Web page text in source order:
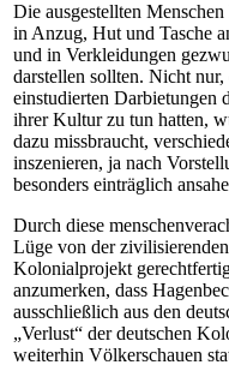
Die ausgestellten
in Anzug, Hut und Tasche
und in Verkleidungen
darstellen sollten. Nicht
einstudierten Darbietungen
ihrer Kultur zu tun hatten,
dazu missbraucht,
inszenieren, ja nach
besonders einträglich
Durch diese
Lüge von der
Kolonialprojekt
anzumerken, dass
ausschließlich aus den
„Verlust“ der deutschen
weiterhin Völkerschauen